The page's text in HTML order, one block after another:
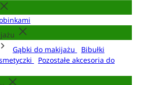
Gąbki do makijażu
Bibułki
Pozostałe akcesoria do